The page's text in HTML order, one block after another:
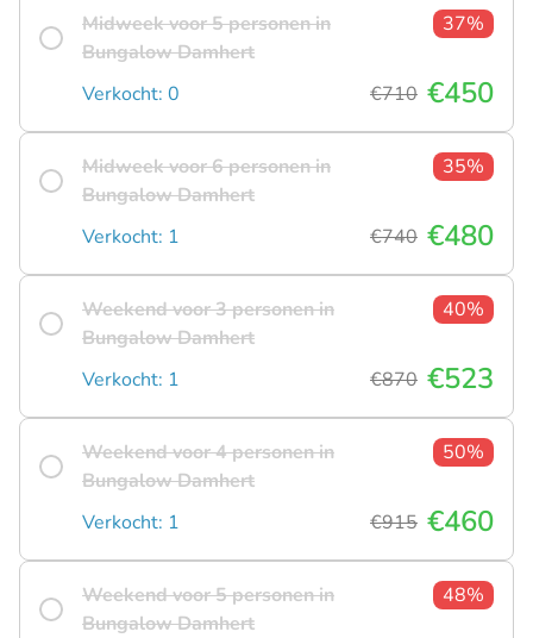
Midweek voor 5 personen in
Bungalow Damhert
37%
Verkocht: 0 €710 €450
Midweek voor 6 personen in
Bungalow Damhert
35%
Verkocht: 1 €740 €480
Weekend voor 3 personen in
Bungalow Damhert
40%
Verkocht: 1 €870 €523
Weekend voor 4 personen in
Bungalow Damhert
50%
Verkocht: 1 €915 €460
Weekend voor 5 personen in
Bungalow Damhert
48%